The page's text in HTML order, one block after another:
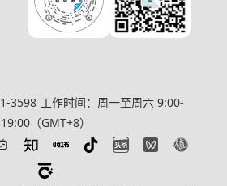
3598 工作时间：周一至周六 9:00-
19:00（GMT+8）